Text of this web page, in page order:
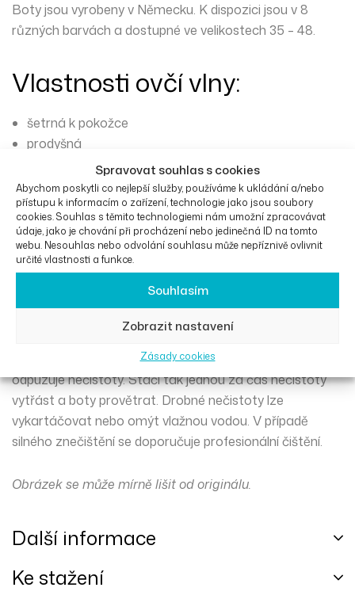
Spravovat souhlas s cookies
Abychom poskytli co nejlepší služby, používáme k ukládání a/nebo
přístupu k informacím o zařízení, technologie jako jsou soubory
cookies. Souhlas s těmito technologiemi nám umožní zpracovávat
údaje, jako je chování při procházení nebo jedinečná ID na tomto
webu. Nesouhlas nebo odvolání souhlasu může nepříznivě ovlivnit
určité vlastnosti a funkce.
Souhlasím
Zobrazit nastavení
Zásady cookies
Boty jsou vyrobeny v Německu. K dispozici jsou v 8
různých barvách a dostupné ve velikostech 35 – 48.
Vlastnosti ovčí vlny:
šetrná k pokožce
prodyšná
antibakteriální
vyrovnává teplotní rozdíly
reguluje vlhkost
podporuje krevní oběh
odpuzuje nečistoty
ideální i pro děti
Údržba:
Vlna má antibakteriální a samočistící schopnosti a
odpuzuje nečistoty. Stačí tak jednou za čas nečistoty
vytřást a boty provětrat. Drobné nečistoty lze
vykartáčovat nebo omýt vlažnou vodou. V případě
silného znečištění se doporučuje profesionální čištění.
Obrázek se může mírně lišit od originálu.
Další informace
Ke stažení